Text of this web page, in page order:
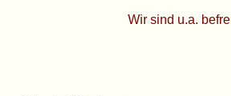
Wir sind u.a.